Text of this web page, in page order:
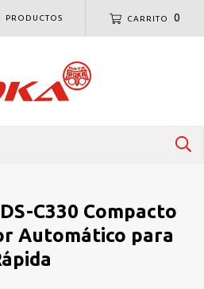
PRODUCTOS CARRITO 0
C330 Compacto
Automático para